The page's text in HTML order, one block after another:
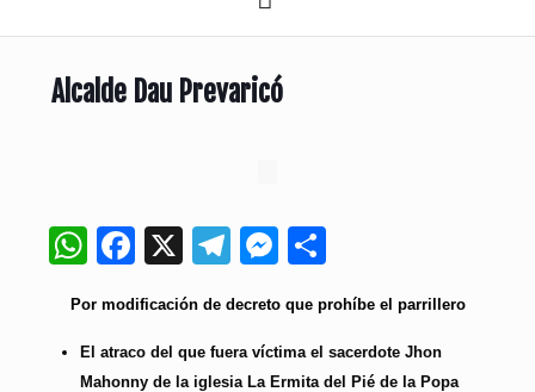
Alcalde Dau Prevaricó
WhatsApp
Facebook
X Telegram
Messenger
Compartir
Por modificación de decreto que prohíbe el parrillero
El atraco del que fuera víctima el sacerdote Jhon
Mahonny de la iglesia La Ermita del Pié de la Popa